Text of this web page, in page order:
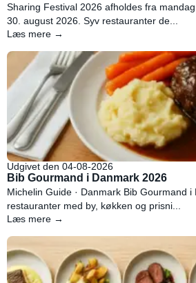
Sharing Festival 2026 afholdes fra
30. august 2026. Syv restauranter de...
Læs mere →
Udgivet den 04-08-2026
Bib Gourmand i Danmark 2026
Michelin Guide · Danmark Bib Gourmand
restauranter med by, køkken og prisni...
Læs mere →